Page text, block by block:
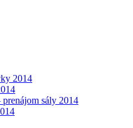
2014
sály 2014